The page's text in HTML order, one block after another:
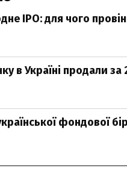
IPO: для чого
в Україні продали за
фондової